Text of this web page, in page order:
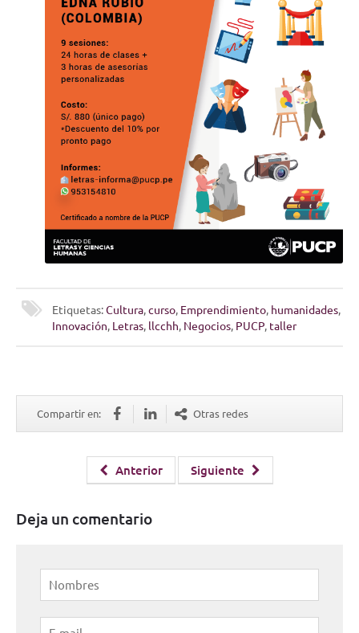
Etiquetas:Cultura,curso, Emprendimiento, humanidades,
Innovación, Letras, llcchh, Negocios, PUCP, taller
Compartir en: Otras redes
Anterior Siguiente
Deja un comentario